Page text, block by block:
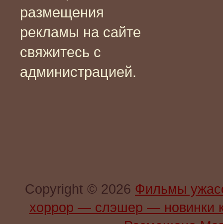
размещения
рекламы на сайте
свяжитесь с
администрацией.
Copyright © 2026 Фильмы
хоррор — слэшер —